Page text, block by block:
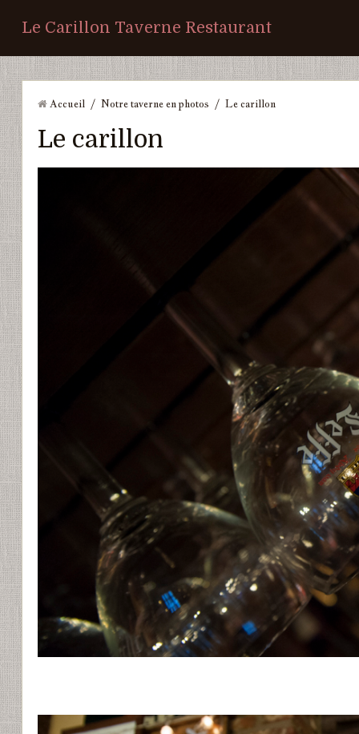
Le Carillon Taverne Restaurant
Accueil / Notre taverne en photos / Le carillon
Le carillon